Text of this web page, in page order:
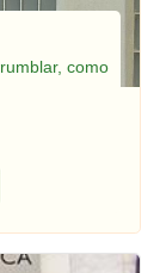
como